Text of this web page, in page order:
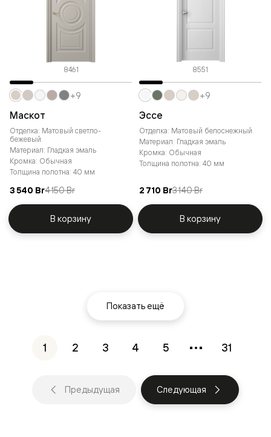
8461
Маскот
Отделка: Матовый светло-
бежевый
Материал: Гладкая эмаль
Кромка: Обычная
Толщина полотна: 40 мм
3 540 Br4 150 Br
+9
В корзину
8551
Эссе
Отделка: Матовый белоснежный
Материал: Гладкая эмаль
Кромка: Обычная
Толщина полотна: 40 мм
2 710 Br3 140 Br
+9
В корзину
Показать ещё
1 2 3 4 5 31
Предыдущая Следующая